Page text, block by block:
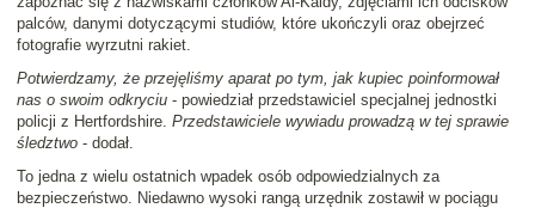
palców, danymi dotyczącymi studiów, które ukończyli oraz obejrzeć
fotografie wyrzutni rakiet.
Potwierdzamy, że przejęliśmy aparat po tym, jak kupiec poinformował
nas o swoim odkryciu - powiedział przedstawiciel specjalnej jednostki
policji z Hertfordshire. Przedstawiciele wywiadu prowadzą w tej sprawie
śledztwo - dodał.
To jedna z wielu ostatnich wpadek osób odpowiedzialnych za
bezpieczeństwo. Niedawno wysoki rangą urzędnik zostawił w pociągu